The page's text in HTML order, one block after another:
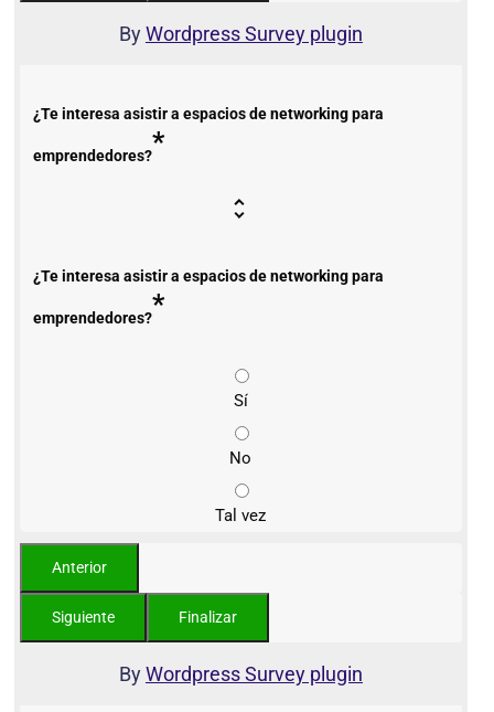
ByWordpress Survey plugin
¿Te interesa asistir a espacios de networking para
emprendedores?*
¿Te interesa asistir a espacios de networking para
emprendedores?*
Sí
No
Tal vez
ByWordpress Survey plugin